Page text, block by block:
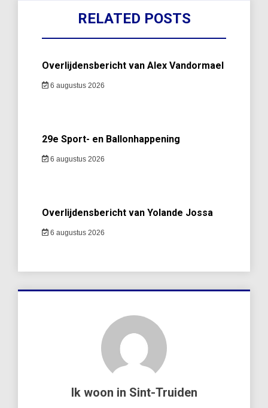
RELATED POSTS
Overlijdensbericht van Alex Vandormael
6 augustus 2026
29e Sport- en Ballonhappening
6 augustus 2026
Overlijdensbericht van Yolande Jossa
6 augustus 2026
Ik woon in Sint-Truiden